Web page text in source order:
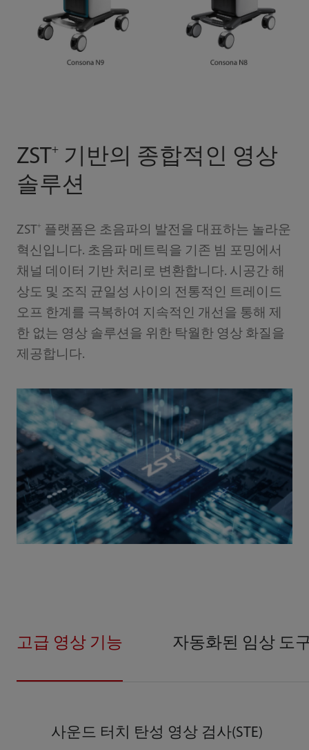
ZST +기반의 종합적인 영상
솔루션
ZST+
플랫폼은 초음파의 발전을 대표하는 놀라운
혁신입니다. 초음파 메트릭을 기존 빔 포밍에서
채널 데이터 기반 처리로 변환합니다. 시공간 해
상도 및 조직 균일성 사이의 전통적인 트레이드
오프 한계를 극복하여 지속적인 개선을 통해 제
한 없는 영상 솔루션을 위한 탁월한 영상 화질을
제공합니다.
고급 영상 기능 자동화된 임상 도
사운드 터치 탄성 영상 검사(STE)